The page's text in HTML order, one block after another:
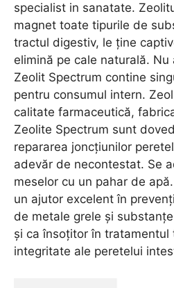
specialist in sanatate.
magnet toate tipurile de
tractul digestiv, le ține
elimină pe cale naturală.
Zeolit Spectrum contine
pentru consumul intern.
calitate farmaceutică,
Zeolite Spectrum sunt
repararea joncțiunilor
adevăr de necontestat. Se
meselor cu un pahar de
un ajutor excelent în
de metale grele și
și ca însoțitor în tratamentul
integritate ale peretelui